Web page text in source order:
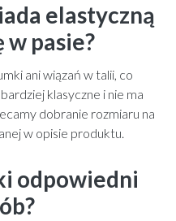
elastyczną
pasie?
ani wiązań w talii, co
klasyczne i nie ma
dobranie rozmiaru na
w opisie produktu.
odpowiedni